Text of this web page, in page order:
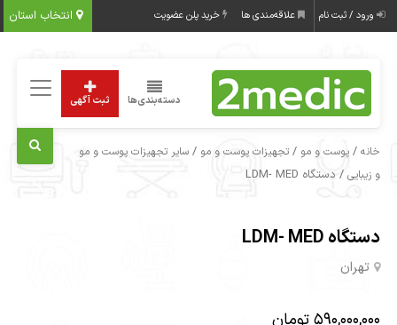
انتخاب استان ورود / ثبت نام علاقه‌مندی ها خرید پلن عضویت
دسته‌بندی‌ها ثبت آگهی
خانه /پوست و مو /تجهیزات پوست و مو /سایر تجهیزات پوست و مو
و زیبایی / دستگاه LDM- MED
دستگاه LDM- MED
تهران
590,000,000 تومان